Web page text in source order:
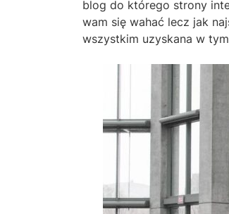
blog do którego strony
wam się wahać lecz jak
wszystkim uzyskana w